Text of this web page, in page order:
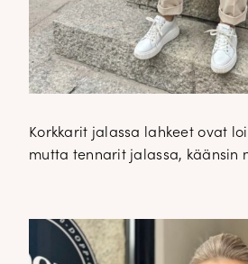
Korkkarit jalassa lahkeet ovat
mutta tennarit jalassa, käänsin